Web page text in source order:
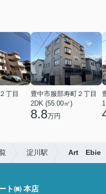
丁目
豊中市服部寿町２丁目
2DK (55.00㎡)
8.8万円
淀川駅 Art Ebie
ト㈱ 本店